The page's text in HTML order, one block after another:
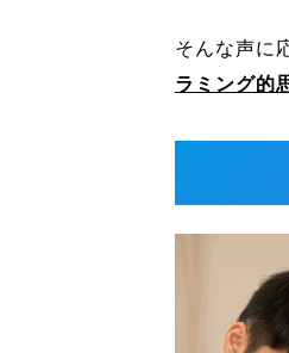
そんな声に
ラミング的